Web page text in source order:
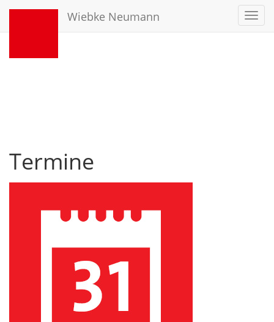
Wiebke Neumann
Termine